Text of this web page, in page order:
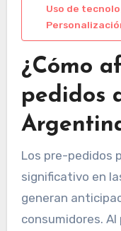
Uso de
¿Cómo
pedidos
Los pre-pedidos
significativo en
generan
consumidores.